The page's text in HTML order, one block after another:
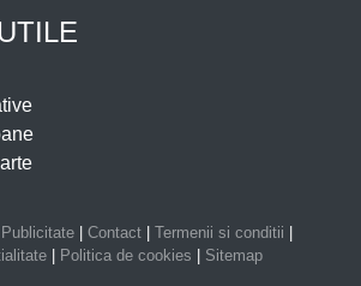
Publicitate | Contact | Termenii si conditii |
| Politica de cookies | Sitemap